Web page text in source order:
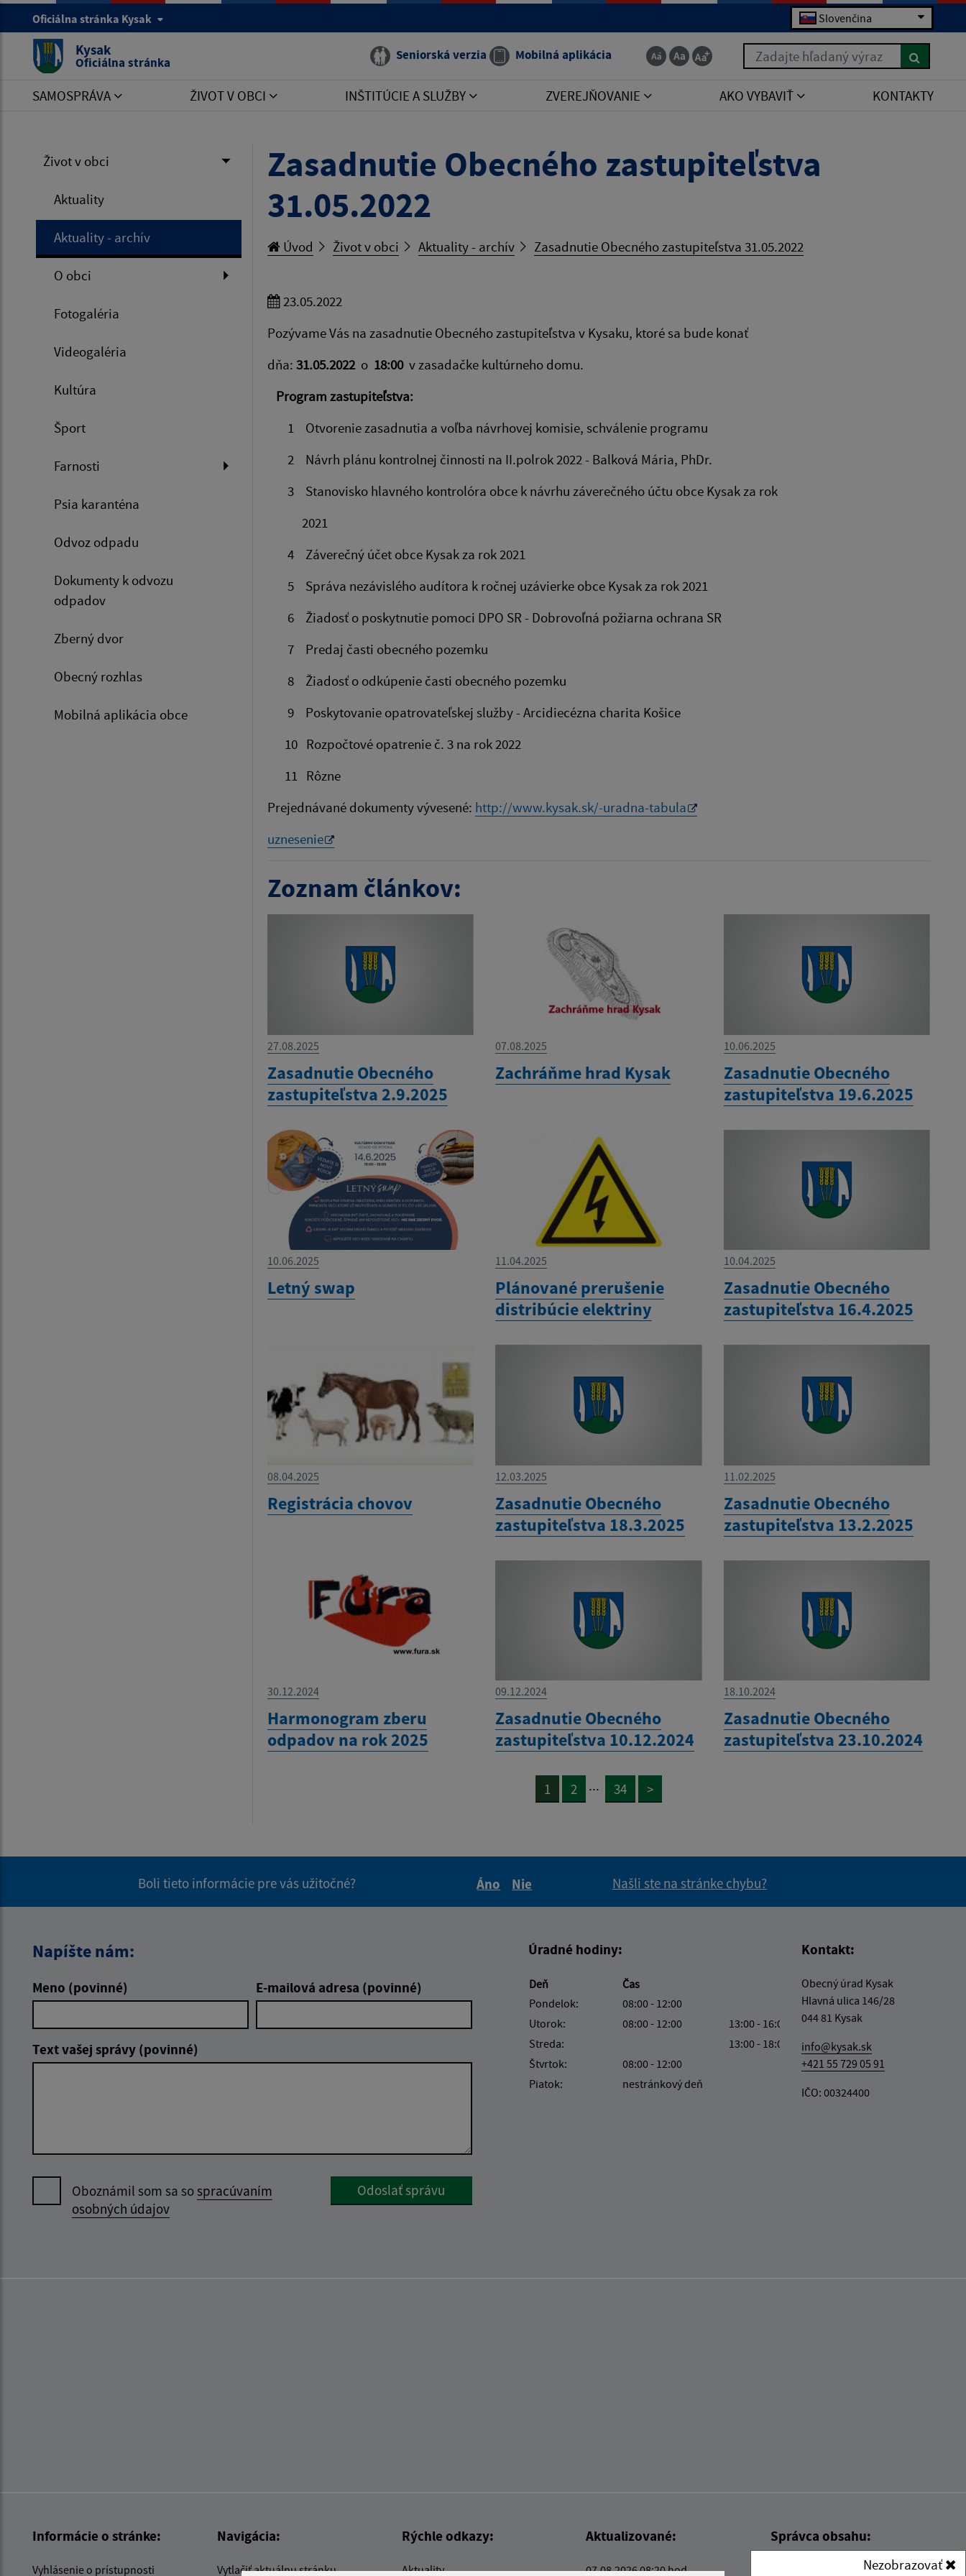
Nezobrazovať
Oficiálna stránka Kysak Slovenčina
Kysak
Oficiálna stránka Seniorská verzia Mobilná aplikácia Zadajte hľadaný výraz
SAMOSPRÁVA ŽIVOT V OBCI INŠTITÚCIE A SLUŽBY ZVEREJŇOVANIE AKO VYBAVIŤ KONTAKTY
Život v obci
Aktuality
Aktuality - archív
O obci
Fotogaléria
Videogaléria
Kultúra
Šport
Farnosti
Psia karanténa
Odvoz odpadu
Dokumenty k odvozu
odpadov
Zberný dvor
Obecný rozhlas
Mobilná aplikácia obce
Zasadnutie Obecného zastupiteľstva
31.05.2022
Úvod Život v obci Aktuality - archív Zasadnutie Obecného zastupiteľstva 31.05.2022
23.05.2022
Pozývame Vás na zasadnutie Obecného zastupiteľstva v Kysaku, ktoré sa bude konať
dňa: 31.05.2022o 18:00v zasadačke kultúrneho domu.
Program zastupiteľstva:
1 Otvorenie zasadnutia a voľba návrhovej komisie, schválenie programu
2 Návrh plánu kontrolnej činnosti na II.polrok 2022 - Balková Mária, PhDr.
3 Stanovisko hlavného kontrolóra obce k návrhu záverečného účtu obce Kysak za rok
2021
4 Záverečný účet obce Kysak za rok 2021
5 Správa nezávislého audítora k ročnej uzávierke obce Kysak za rok 2021
6 Žiadosť o poskytnutie pomoci DPO SR - Dobrovoľná požiarna ochrana SR
7 Predaj časti obecného pozemku
8 Žiadosť o odkúpenie časti obecného pozemku
9 Poskytovanie opatrovateľskej služby - Arcidiecézna charita Košice
10 Rozpočtové opatrenie č. 3 na rok 2022
11 Rôzne
Prejednávané dokumenty vývesené: http://www.kysak.sk/-uradna-tabula
uznesenie
Zoznam článkov:
27.08.2025
Zasadnutie Obecného
zastupiteľstva 2.9.2025
07.08.2025
Zachráňme hrad Kysak
10.06.2025
Zasadnutie Obecného
zastupiteľstva 19.6.2025
10.06.2025
Letný swap
11.04.2025
Plánované prerušenie
distribúcie elektriny
10.04.2025
Zasadnutie Obecného
zastupiteľstva 16.4.2025
08.04.2025
Registrácia chovov
12.03.2025
Zasadnutie Obecného
zastupiteľstva 18.3.2025
11.02.2025
Zasadnutie Obecného
zastupiteľstva 13.2.2025
30.12.2024
Harmonogram zberu
odpadov na rok 2025
09.12.2024
Zasadnutie Obecného
zastupiteľstva 10.12.2024
18.10.2024
Zasadnutie Obecného
zastupiteľstva 23.10.2024
1 2 ... 34 >
Boli tieto informácie pre vás užitočné?
Áno
Nie
Našli ste na stránke chybu?
Napíšte nám:
Meno (povinné) E-mailová adresa (povinné)
Text vašej správy (povinné)
Oboznámil som sa sospracúvaním
osobných údajov
Google reCaptcha Response
Odoslať správu
Úradné hodiny:
Deň
Čas
Pondelok:
08:00 - 12:00
Utorok:
08:00 - 12:00
13:00 - 16:00
Streda:
13:00 - 18:00
Štvrtok:
08:00 - 12:00
Piatok:
nestránkový deň
Kontakt:
Obecný úrad Kysak
Hlavná ulica 146/28
044 81 Kysak
info@kysak.sk
+421 55 729 05 91
IČO: 00324400
Informácie o stránke:
Vyhlásenie o prístupnosti
Navigácia:
Vytlačiť aktuálnu stránku
Rýchle odkazy:
Aktuality
Aktualizované:
07.08.2026 08:20 hod.
Správca obsahu:
Správca obsahu je Obec Kysak.